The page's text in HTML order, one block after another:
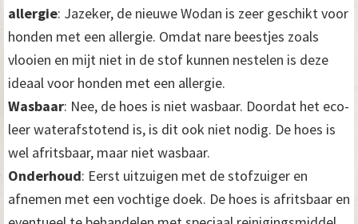
allergie: Jazeker, de nieuwe Wodan is zeer geschikt voor
honden met een allergie. Omdat nare beestjes zoals
vlooien en mijt niet in de stof kunnen nestelen is deze
ideaal voor honden met een allergie.
Wasbaar: Nee, de hoes is niet wasbaar. Doordat het eco-
leer waterafstotend is, is dit ook niet nodig. De hoes is
wel afritsbaar, maar niet wasbaar.
Onderhoud: Eerst uitzuigen met de stofzuiger en
afnemen met een vochtige doek. De hoes is afritsbaar en